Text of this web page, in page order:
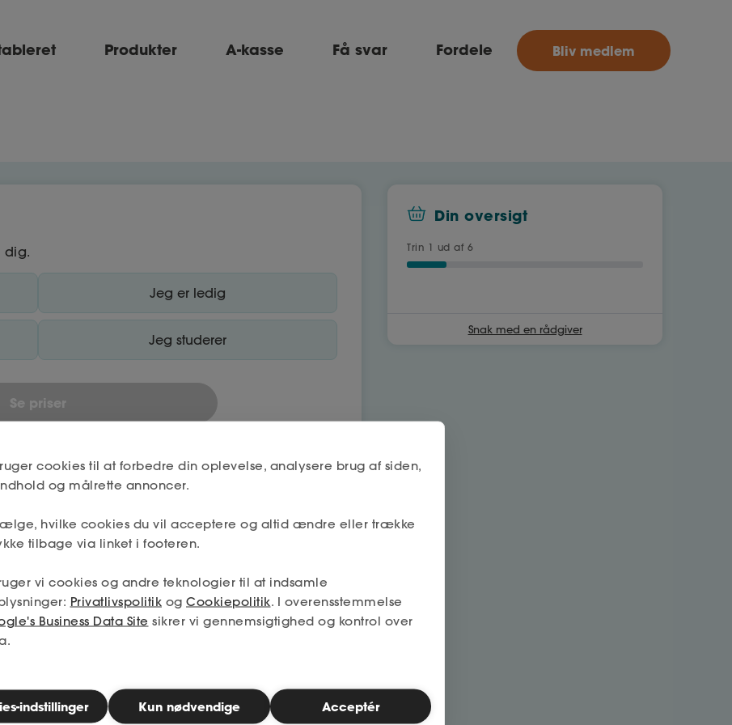
Ase
Produkter A-kasse Få svar Fordele Bliv medlem
dig.
Jeg er ledig
Jeg studerer
Se priser
Nej
Nej
Din oversigt
Trin 1 ud af 6
Snak med en rådgiver
cookies til at forbedre din oplevelse, analysere brug af siden,
og målrette annoncer.
hvilke cookies du vil acceptere og altid ændre eller trække
tilbage via linket i footeren.
vi cookies og andre teknologier til at indsamle
Privatlivspolitik og Cookiepolitik. I overensstemmelse
Business Data Site sikrer vi gennemsigtighed og kontrol over
indstillinger Kun nødvendige Acceptér